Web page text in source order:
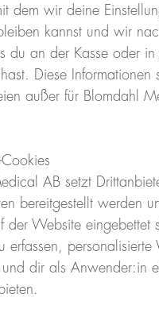
dem wir deine
kannst und wir
du an der Kasse oder in
Diese Informationen
außer für Blomdahl
Cookies
AB setzt
bereitgestellt werden
der Website eingebettet
erfassen, personalisierte
dir als Anwender:in